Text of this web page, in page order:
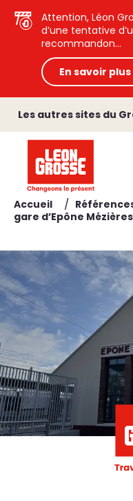
Attention, Léon
d’une tentative
recommandon...
En savoir plus
Les autres sites du
Accueil /
gare d’Epône Mézières